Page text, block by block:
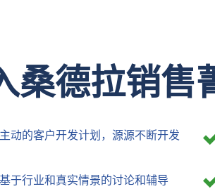
桑德拉销售
动的客户开发计划，源源不断开发
于行业和真实情景的讨论和辅导